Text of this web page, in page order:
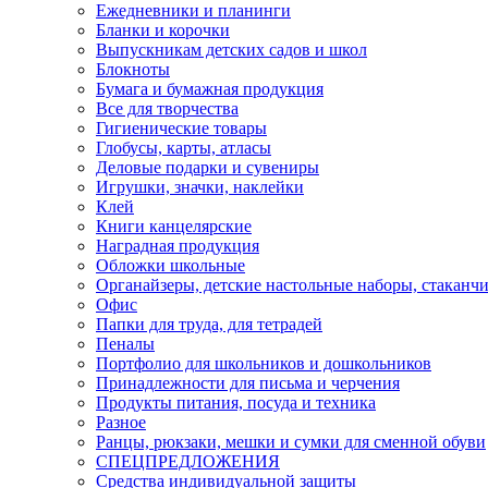
Ежедневники и планинги
Бланки и корочки
Выпускникам детских садов и школ
Блокноты
Бумага и бумажная продукция
Все для творчества
Гигиенические товары
Глобусы, карты, атласы
Деловые подарки и сувениры
Игрушки, значки, наклейки
Клей
Книги канцелярские
Наградная продукция
Обложки школьные
Органайзеры, детские настольные наборы,
Офис
Папки для труда, для тетрадей
Пеналы
Портфолио для школьников и дошкольников
Принадлежности для письма и черчения
Продукты питания, посуда и техника
Разное
Ранцы, рюкзаки, мешки и сумки для сменной обуви
СПЕЦПРЕДЛОЖЕНИЯ
Средства индивидуальной защиты